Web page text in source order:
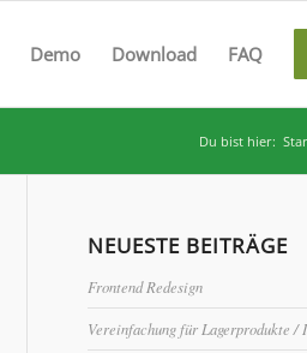
Demo Download FAQ
Du bist hier:
NEUESTE BEITRÄGE
Frontend Redesign
Vereinfachung für Lagerprodukte /